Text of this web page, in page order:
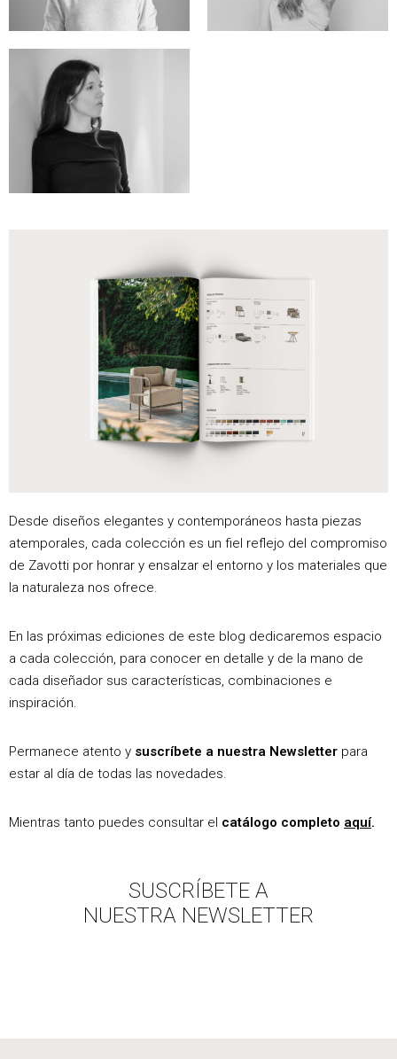
Desde diseños elegantes y contemporáneos hasta piezas
atemporales, cada colección es un fiel reflejo del compromiso
de Zavotti por honrar y ensalzar el entorno y los materiales que
la naturaleza nos ofrece.
En las próximas ediciones de este blog dedicaremos espacio
a cada colección, para conocer en detalle y de la mano de
cada diseñador sus características, combinaciones e
inspiración.
Permanece atento y suscríbete a nuestra Newsletter para
estar al día de todas las novedades.
Mientras tanto puedes consultar el catálogo completo aquí.
SUSCRÍBETE A
NUESTRA NEWSLETTER